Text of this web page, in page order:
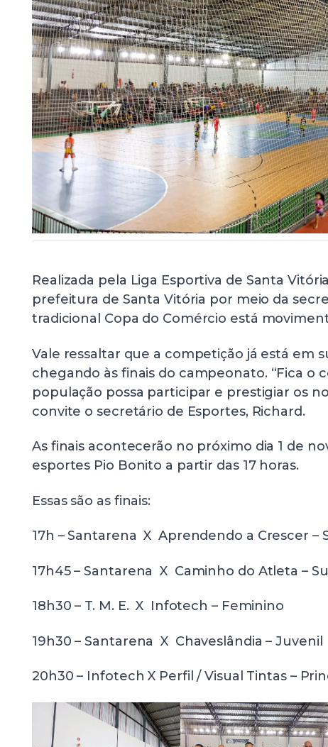
Realizada pela Liga Esportiva de Santa
prefeitura de Santa Vitória por meio da
tradicional Copa do Comércio está
Vale ressaltar que a competição já está em
chegando às finais do campeonato. “Fica o
população possa participar e prestigiar os
convite o secretário de Esportes, Richard.
As finais acontecerão no próximo dia 1 de
esportes Pio Bonito a partir das 17 horas.
Essas são as finais:
17h – Santarena X Aprendendo a Crescer –
17h45 – Santarena X Caminho do Atleta –
18h30 – T. M. E. X Infotech – Feminino
19h30 – Santarena X Chaveslândia – Juvenil
20h30 – Infotech X Perfil / Visual Tintas –